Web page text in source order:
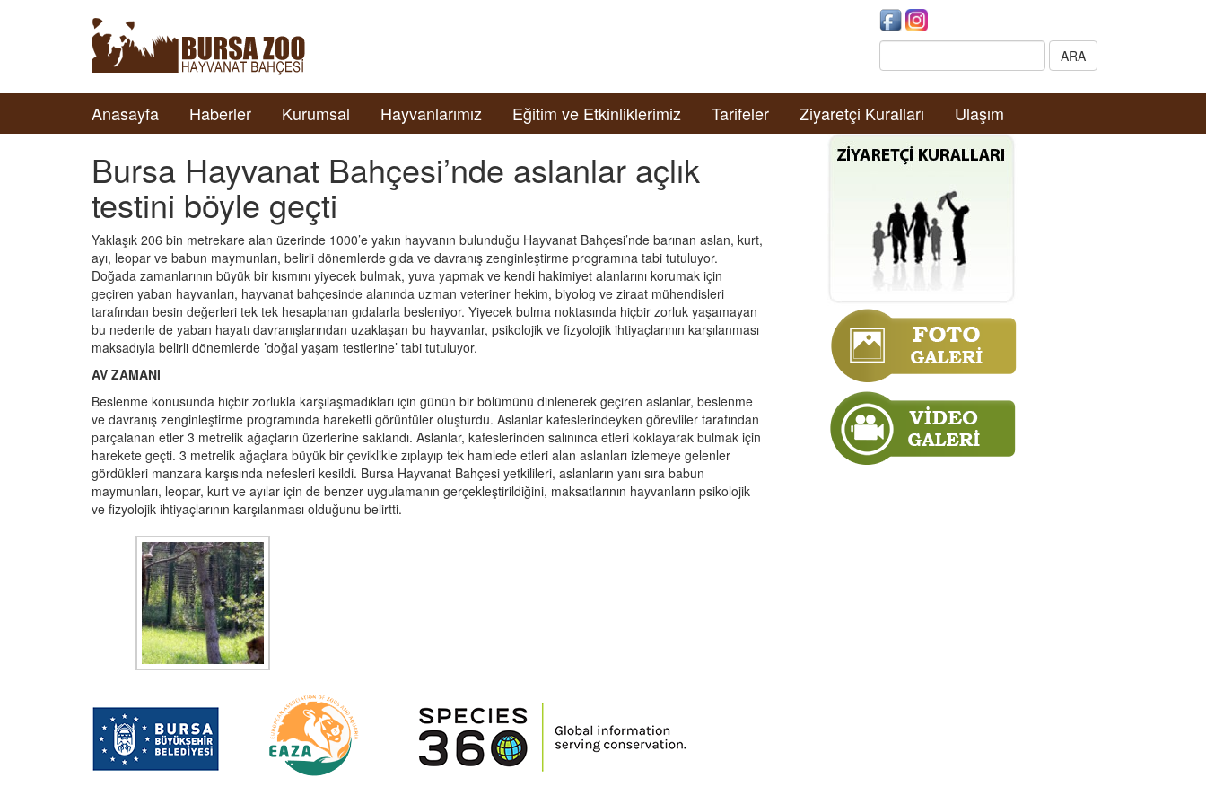
Search: ARA
Anasayfa Haberler Kurumsal Hayvanlarımız Eğitim ve Etkinliklerimiz Tarifeler Ziyaretçi Kuralları Ulaşım
Bursa Hayvanat Bahçesi’nde aslanlar açlık
testini böyle geçti
Yaklaşık 206 bin metrekare alan üzerinde 1000’e yakın hayvanın bulunduğu Hayvanat Bahçesi’nde barınan aslan, kurt,
ayı, leopar ve babun maymunları, belirli dönemlerde gıda ve davranış zenginleştirme programına tabi tutuluyor.
Doğada zamanlarının büyük bir kısmını yiyecek bulmak, yuva yapmak ve kendi hakimiyet alanlarını korumak için
geçiren yaban hayvanları, hayvanat bahçesinde alanında uzman veteriner hekim, biyolog ve ziraat mühendisleri
tarafından besin değerleri tek tek hesaplanan gıdalarla besleniyor. Yiyecek bulma noktasında hiçbir zorluk yaşamayan
bu nedenle de yaban hayatı davranışlarından uzaklaşan bu hayvanlar, psikolojik ve fizyolojik ihtiyaçlarının karşılanması
maksadıyla belirli dönemlerde ’doğal yaşam testlerine’ tabi tutuluyor.
AV ZAMANI
Beslenme konusunda hiçbir zorlukla karşılaşmadıkları için günün bir bölümünü dinlenerek geçiren aslanlar, beslenme
ve davranış zenginleştirme programında hareketli görüntüler oluşturdu. Aslanlar kafeslerindeyken görevliler tarafından
parçalanan etler 3 metrelik ağaçların üzerlerine saklandı. Aslanlar, kafeslerinden salınınca etleri koklayarak bulmak için
harekete geçti. 3 metrelik ağaçlara büyük bir çeviklikle zıplayıp tek hamlede etleri alan aslanları izlemeye gelenler
gördükleri manzara karşısında nefesleri kesildi. Bursa Hayvanat Bahçesi yetkilileri, aslanların yanı sıra babun
maymunları, leopar, kurt ve ayılar için de benzer uygulamanın gerçekleştirildiğini, maksatlarının hayvanların psikolojik
ve fizyolojik ihtiyaçlarının karşılanması olduğunu belirtti.